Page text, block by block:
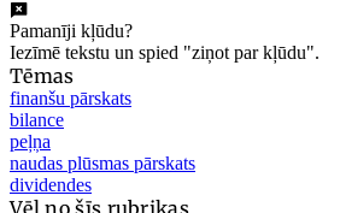
Pamanīji kļūdu?
Iezīmē tekstu un spied "ziņot par kļūdu".
Tēmas
finanšu pārskats
bilance
peļņa
naudas plūsmas pārskats
dividendes
Vēl no šīs rubrikas